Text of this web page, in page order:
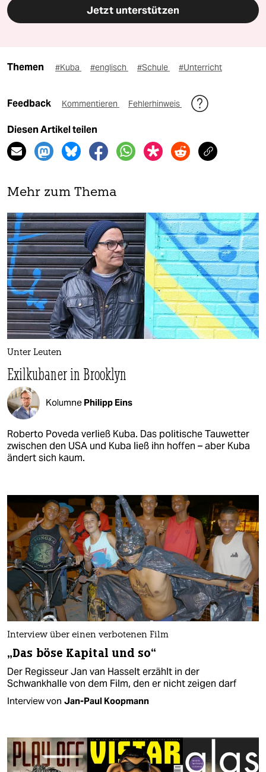
Jetzt unterstützen
Themen #Kuba #englisch #Schule #Unterricht
Feedback Kommentieren Fehlerhinweis
Diesen Artikel teilen
Mehr zum Thema
Unter Leuten
Exilkubaner in Brooklyn
Kolumne Philipp Eins
Roberto Poveda verließ Kuba. Das politische Tauwetter
zwischen den USA und Kuba ließ ihn hoffen – aber Kuba
ändert sich kaum.
Interview über einen verbotenen Film
„Das böse Kapital und so“
Der Regisseur Jan van Hasselt erzählt in der
Schwankhalle von dem Film, den er nicht zeigen darf
Interview von Jan-Paul Koopmann